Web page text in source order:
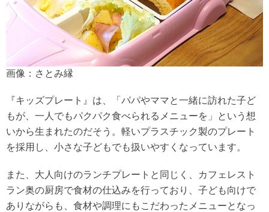
画像：さとみ縁
『キッズプレート』は、「パパやママと一緒に訪れた子ど
もが、一人でもパクパク食べられるメニューを」という想
いから生まれたのだそう。軽いプラスチック製のプレート
を採用し、小さな子どもでも扱いやすくなっています。
また、大人向けのランチプレートと同じく、カフェレスト
ラン奥の厨房で食材の仕込みを行っており、子ども向けで
ありながらも、食材や調理にもこだわったメニューとなっ